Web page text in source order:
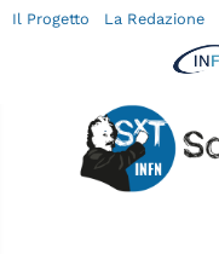
Il Progetto La Redazione